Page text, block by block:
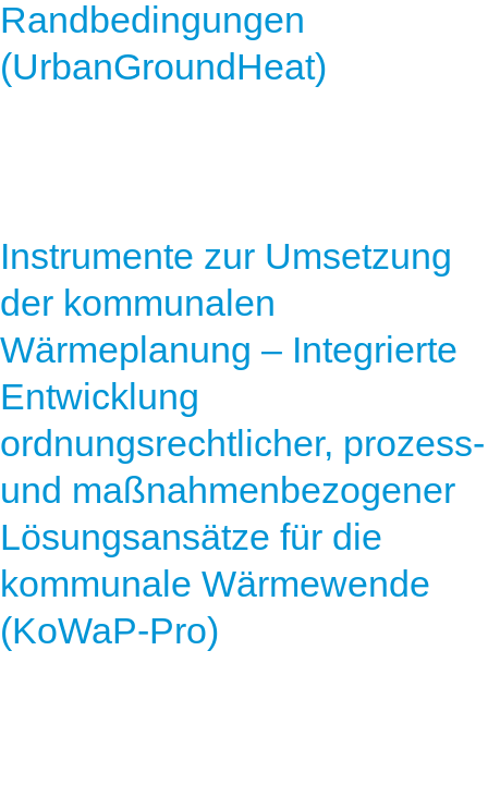
Randbedingungen
(UrbanGroundHeat)
Instrumente zur Umsetzung
der kommunalen
Wärmeplanung – Integrierte
Entwicklung
ordnungsrechtlicher, prozess-
und maßnahmenbezogener
Lösungsansätze für die
kommunale Wärmewende
(KoWaP-Pro)